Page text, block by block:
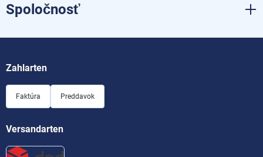
Spoločnosť
Zahlarten
Faktúra Preddavok
Versandarten